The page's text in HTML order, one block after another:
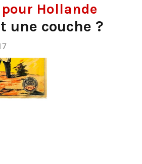
Hollande
une couche ?